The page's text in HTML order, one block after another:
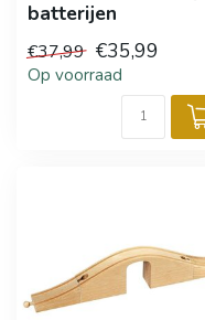
batterijen
€37,99 €35,99
Op voorraad